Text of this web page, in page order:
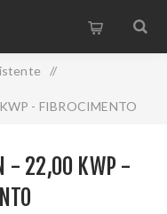
/
- FIBROCIMENTO
- 22,00 KWP -